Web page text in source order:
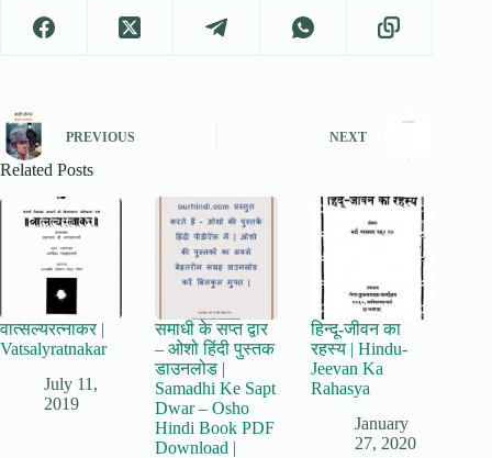
PREVIOUS NEXT
Related Posts
वात्सल्यरत्नाकर |
Vatsalyratnakar
July 11,
2019
समाधी के सप्त द्वार
– ओशो हिंदी पुस्तक
डाउनलोड |
Samadhi Ke Sapt
Dwar – Osho
Hindi Book PDF
Download |
हिन्दू-जीवन का
रहस्य | Hindu-
Jeevan Ka
Rahasya
January
27, 2020